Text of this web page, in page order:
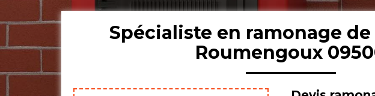
Spécialiste en ramonage
Roumengoux